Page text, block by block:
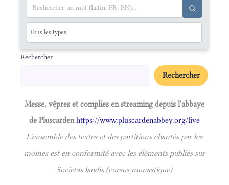
Rechercher
Rechercher
Messe, vêpres et complies en streaming depuis l'abbaye
de Pluscardenhttps://www.pluscardenabbey.org/live
L'ensemble des textes et des partitions chantés par les
moines est en conformité avec les éléments publiés sur
Societas laudis (cursus monastique)